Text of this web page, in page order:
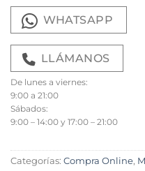
WHATSAPP
LLÁMANOS
De lunes a viernes:
9:00 a 21:00
Sábados:
9:00 – 14:00 y 17:00 – 21:00
Categorías: Compra Online,